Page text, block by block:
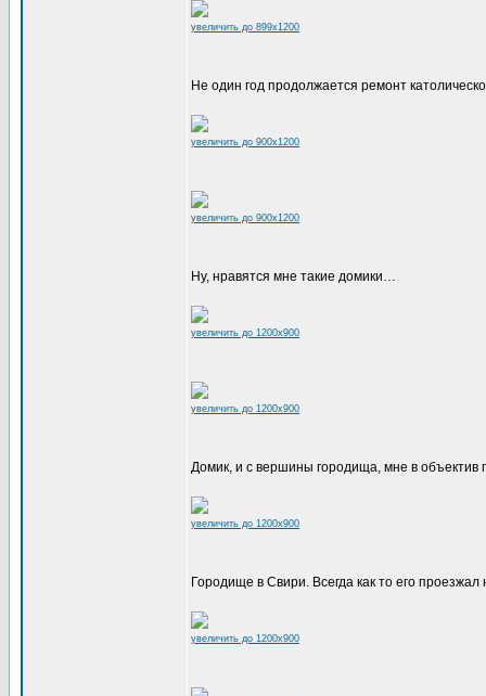
увеличить до 899x1200
Не один год продолжается ремонт
увеличить до 900x1200
увеличить до 900x1200
Ну, нравятся мне такие домики…
увеличить до 1200x900
увеличить до 1200x900
Домик, и с вершины городища, мне в объектив
увеличить до 1200x900
Городище в Свири. Всегда как то его
увеличить до 1200x900